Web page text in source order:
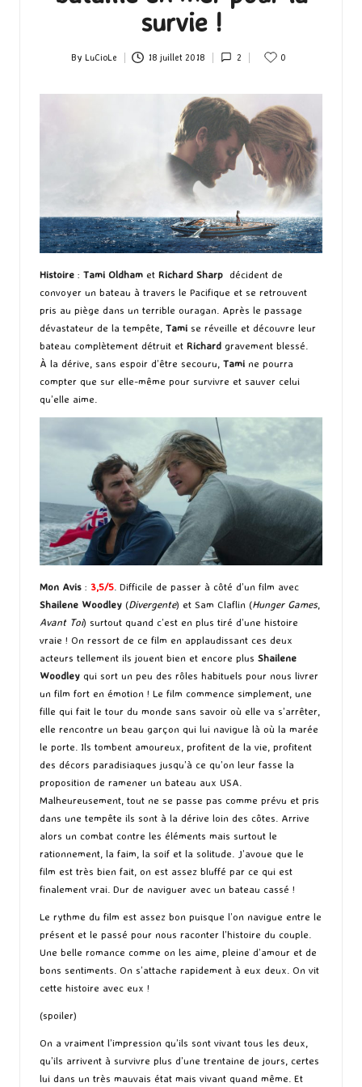
survie !
Posted
By LuCioLe 18 juillet 2018 2 0
Histoire : Tami Oldham et Richard Sharp décident de
convoyer un bateau à travers le Pacifique et se retrouvent
pris au piège dans un terrible ouragan. Après le passage
dévastateur de la tempête, Tami se réveille et découvre leur
bateau complètement détruit et Richard gravement blessé.
À la dérive, sans espoir d’être secouru, Tami ne pourra
compter que sur elle-même pour survivre et sauver celui
qu’elle aime.
Mon Avis : 3,5/5 . Difficile de passer à côté d’un film avec
Shailene Woodley (Divergente) et Sam Claflin (Hunger Games,
Avant Toi) surtout quand c’est en plus tiré d’une histoire
vraie ! On ressort de ce film en applaudissant ces deux
acteurs tellement ils jouent bien et encore plus Shailene
Woodley qui sort un peu des rôles habituels pour nous livrer
un film fort en émotion ! Le film commence simplement, une
fille qui fait le tour du monde sans savoir où elle va s’arrêter,
elle rencontre un beau garçon qui lui navigue là où la marée
le porte. Ils tombent amoureux, profitent de la vie, profitent
des décors paradisiaques jusqu’à ce qu’on leur fasse la
proposition de ramener un bateau aux USA.
Malheureusement, tout ne se passe pas comme prévu et pris
dans une tempête ils sont à la dérive loin des côtes. Arrive
alors un combat contre les éléments mais surtout le
rationnement, la faim, la soif et la solitude. J’avoue que le
film est très bien fait, on est assez bluffé par ce qui est
finalement vrai. Dur de naviguer avec un bateau cassé !
Le rythme du film est assez bon puisque l’on navigue entre le
présent et le passé pour nous raconter l’histoire du couple.
Une belle romance comme on les aime, pleine d’amour et de
bons sentiments. On s’attache rapidement à eux deux. On vit
cette histoire avec eux !
(spoiler)
On a vraiment l’impression qu’ils sont vivant tous les deux,
qu’ils arrivent à survivre plus d’une trentaine de jours, certes
lui dans un très mauvais état mais vivant quand même. Et